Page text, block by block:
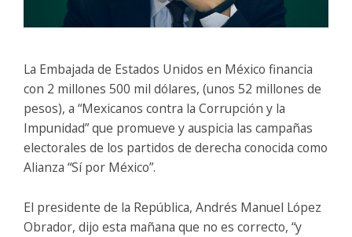
La Embajada de Estados Unidos en México financia
con 2 millones 500 mil dólares, (unos 52 millones de
pesos), a “Mexicanos contra la Corrupción y la
Impunidad” que promueve y auspicia las campañas
electorales de los partidos de derecha conocida como
Alianza “Sí por México”.
El presidente de la República, Andrés Manuel López
Obrador, dijo esta mañana que no es correcto, “y